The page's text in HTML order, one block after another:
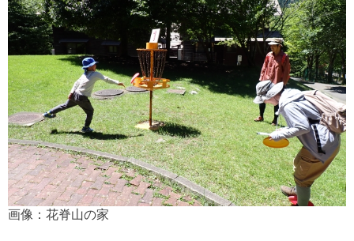
画像：花脊山の家